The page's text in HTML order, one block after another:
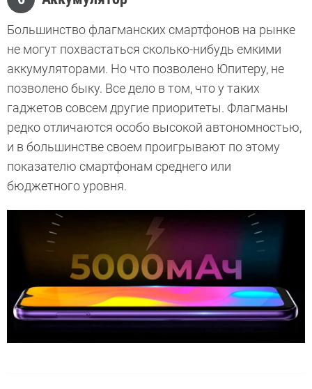
Большинство флагманских смартфонов на рынке
не могут похвастаться сколько-нибудь емкими
аккумуляторами. Но что позволено Юпитеру, не
позволено быку. Все дело в том, что у таких
гаджетов совсем другие приоритеты. Флагманы
редко отличаются особо высокой автономностью,
и в большинстве своем проигрывают по этому
показателю смартфонам среднего или
бюджетного уровня.